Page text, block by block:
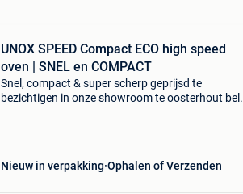
UNOX SPEED Compact ECO high speed
oven | SNEL en COMPACT
Snel, compact & super scherp geprijsd te
bezichtigen in onze showroom te oosterhout bel
Nieuw in verpakking Ophalen of Verzenden